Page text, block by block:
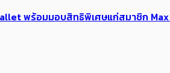
พร้อมมอบสิทธิพิเศษแก่สมาชิก